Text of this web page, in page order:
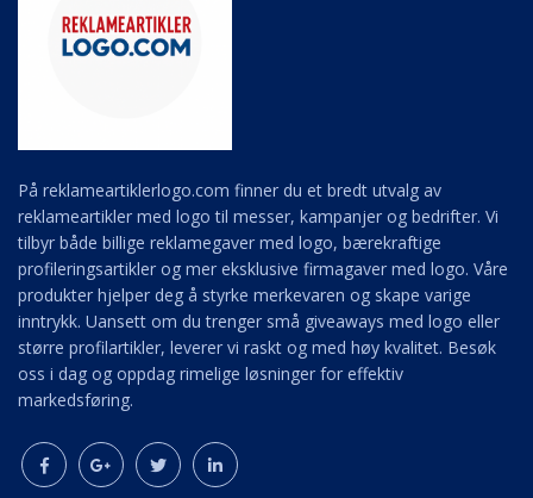
På reklameartiklerlogo.com finner du et bredt utvalg av
reklameartikler med logo til messer, kampanjer og bedrifter. Vi
tilbyr både billige reklamegaver med logo, bærekraftige
profileringsartikler og mer eksklusive firmagaver med logo. Våre
produkter hjelper deg å styrke merkevaren og skape varige
inntrykk. Uansett om du trenger små giveaways med logo eller
større profilartikler, leverer vi raskt og med høy kvalitet. Besøk
oss i dag og oppdag rimelige løsninger for effektiv
markedsføring.